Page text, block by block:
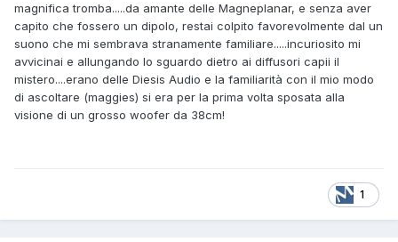
magnifica tromba.....da amante delle Magneplanar, e senza aver
capito che fossero un dipolo, restai colpito favorevolmente dal un
suono che mi sembrava stranamente familiare.....incuriosito mi
avvicinai e allungando lo sguardo dietro ai diffusori capii il
mistero....erano delle Diesis Audio e la familiarità con il mio modo
di ascoltare (maggies) si era per la prima volta sposata alla
visione di un grosso woofer da 38cm!
1